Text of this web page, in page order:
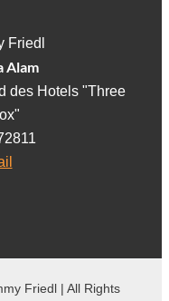
Friedl
Alam
des Hotels "Three
Friedl | All Rights